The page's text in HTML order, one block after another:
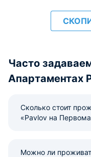
Часто
Апартаментах
Сколько стоит
«Pavlov на
Можно ли